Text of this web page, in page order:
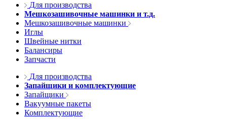
Для производства
Мешкозашивочные машинки и т.д.
Мешкозашивочные машинки
Иглы
Швейные нитки
Балансиры
Запчасти
Для производства
Запайщики и комплектующие
Запайщики
Вакуумные пакеты
Комплектующие